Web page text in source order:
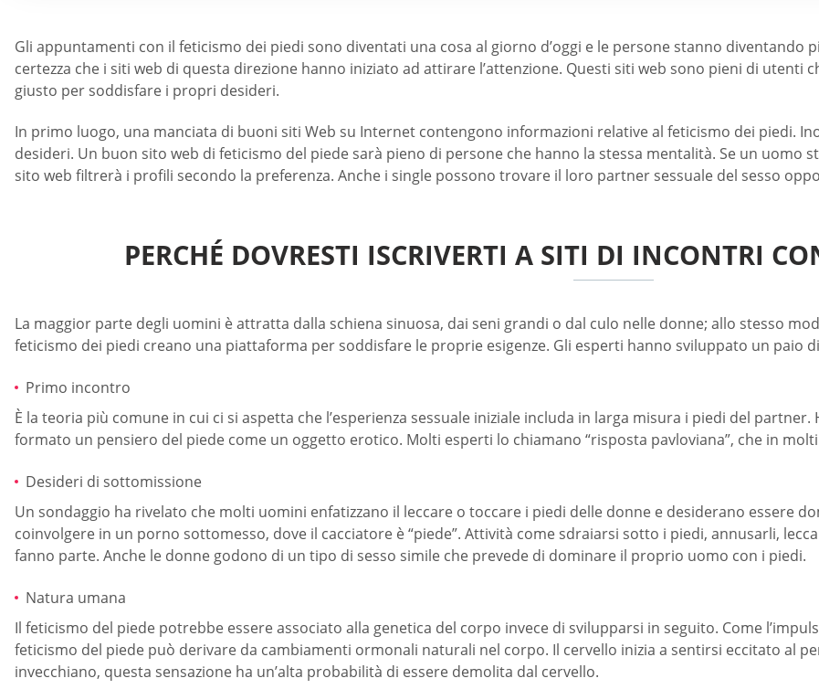
Gli appuntamenti con il feticismo dei piedi sono diventati una cosa al giorno d’oggi e le persone stanno diventando
certezza che i siti web di questa direzione hanno iniziato ad attirare l’attenzione. Questi siti web sono pieni di
giusto per soddisfare i propri desideri.
In primo luogo, una manciata di buoni siti Web su Internet contengono informazioni relative al feticismo dei piedi.
desideri. Un buon sito web di feticismo del piede sarà pieno di persone che hanno la stessa mentalità. Se un uomo
sito web filtrerà i profili secondo la preferenza. Anche i single possono trovare il loro partner sessuale del sesso
PERCHÉ DOVRESTI ISCRIVERTI A SITI DI INCONTRI
La maggior parte degli uomini è attratta dalla schiena sinuosa, dai seni grandi o dal culo nelle donne; allo stesso
feticismo dei piedi creano una piattaforma per soddisfare le proprie esigenze. Gli esperti hanno sviluppato un paio
Primo incontro
È la teoria più comune in cui ci si aspetta che l’esperienza sessuale iniziale includa in larga misura i piedi del
formato un pensiero del piede come un oggetto erotico. Molti esperti lo chiamano “risposta pavloviana”, che in
Desideri di sottomissione
Un sondaggio ha rivelato che molti uomini enfatizzano il leccare o toccare i piedi delle donne e desiderano essere
coinvolgere in un porno sottomesso, dove il cacciatore è “piede”. Attività come sdraiarsi sotto i piedi, annusarli,
fanno parte. Anche le donne godono di un tipo di sesso simile che prevede di dominare il proprio uomo con i piedi.
Natura umana
Il feticismo del piede potrebbe essere associato alla genetica del corpo invece di svilupparsi in seguito. Come
feticismo del piede può derivare da cambiamenti ormonali naturali nel corpo. Il cervello inizia a sentirsi eccitato al
invecchiano, questa sensazione ha un’alta probabilità di essere demolita dal cervello.